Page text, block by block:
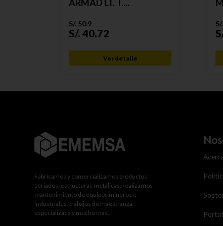
ARMAD LT. T....
S/.50.9
S/.40.72
Ver detalle
Fabricamos y comercializamos productos
seriados, estructuras metálicas, realizamos
mantenimiento de equipos mineros e
industriales, trabajos de maestranza
especializada y mucho más.